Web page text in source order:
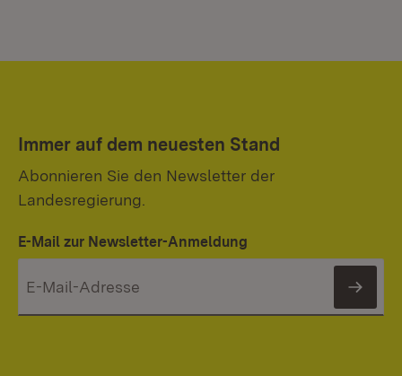
Immer auf dem neuesten Stand
Abonnieren Sie den Newsletter der
Landesregierung.
E-Mail zur Newsletter-Anmeldung